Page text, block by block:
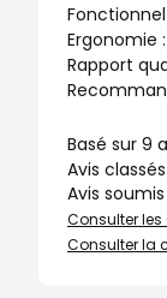
Fonctionnel
Ergonomie :
Rapport
Basé sur 9
Avis
Avis
Consulter
Consulter la